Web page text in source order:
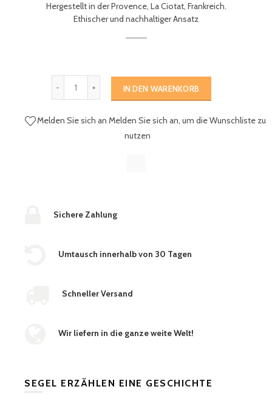
Hergestellt in der Provence, La Ciotat, Frankreich.
Ethischer und nachhaltiger Ansatz
IN DEN WARENKORB
Melden Sie sich an Melden Sie sich an, um die Wunschliste zu
nutzen
Sichere Zahlung
Umtausch innerhalb von 30 Tagen
Schneller Versand
Wir liefern in die ganze weite Welt!
SEGEL ERZÄHLEN EINE GESCHICHTE